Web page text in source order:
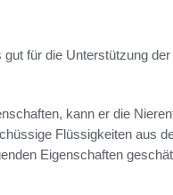
für die Unterstützung
kann er die
Flüssigkeiten aus
Eigenschaften